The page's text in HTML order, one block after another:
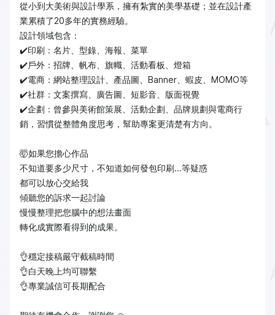
從小到大美術與設計學系，擁有紮實的美學基礎；並在設計產
業累積了20多年的實務經驗。
設計領域包含：
✔️印刷：名片、型錄、海報、菜單
✔️戶外：招牌、帆布、旗幟、活動看板、燈箱
✔️電商：網站整理設計、產品圖、Banner、蝦皮、MOMO等
✔️社群：文案撰寫、廣告圖、短影音、版面視覺
✔️企劃：曾參與美術館策展、活動企劃、品牌規劃與電商行
銷，習慣從整體角度思考，幫助專案更清楚有方向。
🤯如果您擔心作品
不知道要多少尺寸，不知道如何發包印刷...等疑惑
都可以放心交給我
傾聽您的訴求一起討論
慢慢整理把您腦中的想法畫面
轉化成實際看得到的成果。
👌穩定接稿嚴守截稿時間
👌白天晚上均可聯繫
👌專業誠信可長期配合